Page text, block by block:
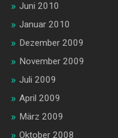
Juni 2010
Januar 2010
Dezember 2009
November 2009
Juli 2009
April 2009
März 2009
Oktober 2008